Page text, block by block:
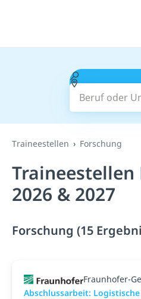
Beruf oder
Traineestellen Forschung
Traineestellen
2026 & 2027
Forschung (15
Fraunhofer-
Abschlussarbeit: